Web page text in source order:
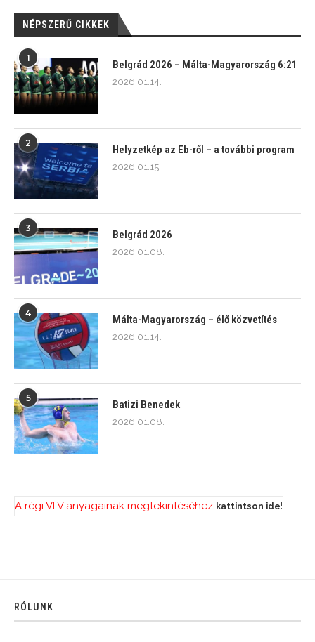
NÉPSZERŰ CIKKEK
1
Belgrád 2026 – Málta-Magyarország 6:21
2026.01.14.
2
Helyzetkép az Eb-ről – a további program
2026.01.15.
3
Belgrád 2026
2026.01.08.
4
Málta-Magyarország – élő közvetítés
2026.01.14.
5
Batizi Benedek
2026.01.08.
A régi VLV anyagainak megtekintéséhez kattintson ide!
RÓLUNK